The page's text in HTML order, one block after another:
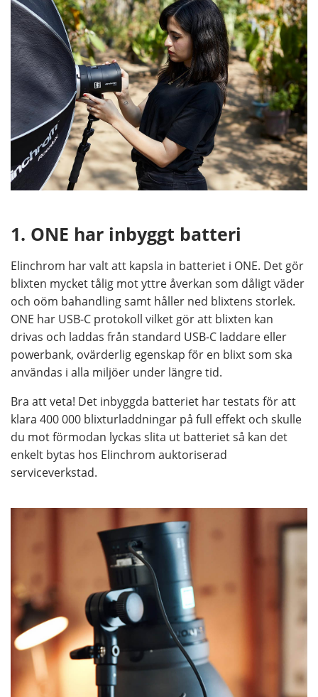
1. ONE har inbyggt batteri
Elinchrom har valt att kapsla in batteriet i ONE. Det gör
blixten mycket tålig mot yttre åverkan som dåligt väder
och oöm bahandling samt håller ned blixtens storlek.
ONE har USB-C protokoll vilket gör att blixten kan
drivas och laddas från standard USB-C laddare eller
powerbank, ovärderlig egenskap för en blixt som ska
användas i alla miljöer under längre tid.
Bra att veta! Det inbyggda batteriet har testats för att
klara 400 000 blixturladdningar på full effekt och skulle
du mot förmodan lyckas slita ut batteriet så kan det
enkelt bytas hos Elinchrom auktoriserad
serviceverkstad.